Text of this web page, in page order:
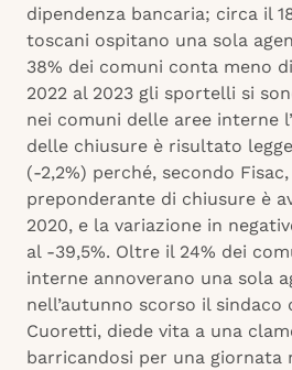
dipendenza bancaria; circa il
toscani ospitano una sola
38% dei comuni conta meno
2022 al 2023 gli sportelli si
nei comuni delle aree interne
delle chiusure è risultato
(-2,2%) perché, secondo
preponderante di chiusure è
2020, e la variazione in
al -39,5%. Oltre il 24% dei
interne annoverano una sola
nell’autunno scorso il sindaco
Cuoretti, diede vita a una
barricandosi per una giornata